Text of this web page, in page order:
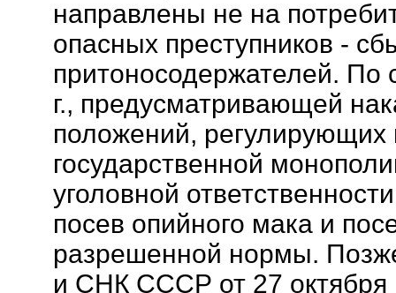
направлены не на
опасных преступников -
притоносодержателей.
г., предусматривающей
положений, регулирующих
государственной
уголовной
посев опийного мака и
разрешенной нормы.
и СНК СССР от 27 октября